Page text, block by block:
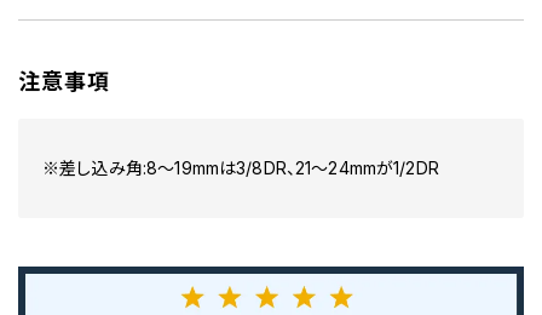
注意事項
※差し込み角:8～19mmは3/8DR、21～24mmが1/2DR